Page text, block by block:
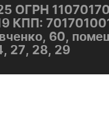
ОГРН
КПП:
60,
27, 28, 29